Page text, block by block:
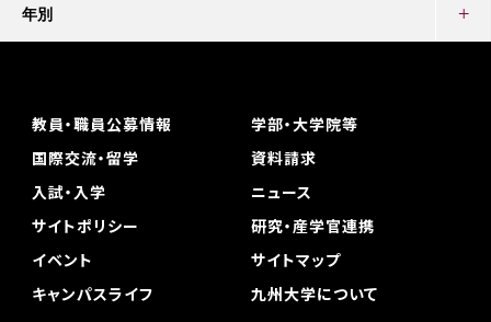
年別
教員・職員公募情報
学部・大学院等
国際交流・留学
資料請求
入試・入学
ニュース
サイトポリシー
研究・産学官連携
イベント
サイトマップ
キャンパスライフ
九州大学について